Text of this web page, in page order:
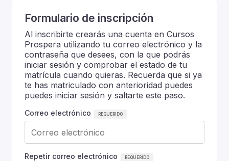
Formulario de inscripción
Al inscribirte crearás una cuenta en Cursos
Prospera utilizando tu correo electrónico y la
contraseña que desees, con la que podrás
iniciar sesión y comprobar el estado de tu
matrícula cuando quieras. Recuerda que si ya
te has matriculado con anterioridad puedes
puedes iniciar sesión y saltarte este paso.
Correo electrónico
Repetir correo electrónico